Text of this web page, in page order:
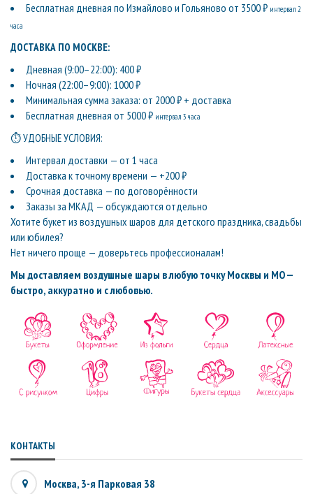
Бесплатная дневная по Измайлово и Гольяново от 3500 ₽ интервал 2
часа
ДОСТАВКА ПО МОСКВЕ:
Дневная (9:00–22:00): 400 ₽
Ночная (22:00–9:00): 1000 ₽
Минимальная сумма заказа: от 2000 ₽ + доставка
Бесплатная дневная от 5000 ₽ интервал 3 часа
⏱ УДОБНЫЕ УСЛОВИЯ:
Интервал доставки — от 1 часа
Доставка к точному времени — +200 ₽
Срочная доставка — по договорённости
Заказы за МКАД — обсуждаются отдельно
Хотите букет из воздушных шаров для детского праздника, свадьбы
или юбилея?
Нет ничего проще — доверьтесь профессионалам!
Мы доставляем воздушные шары в любую точку Москвы и МО —
быстро, аккуратно и с любовью.
КОНТАКТЫ
Москва, 3-я Парковая 38